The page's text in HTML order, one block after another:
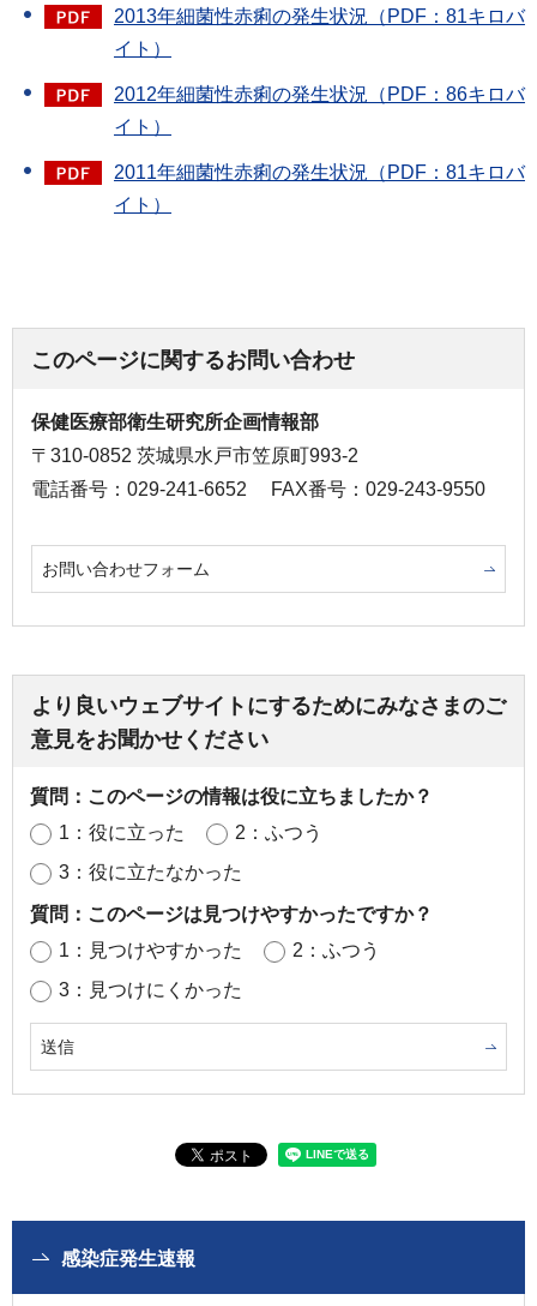
2013年細菌性赤痢の発生状況（PDF：81キロバ
イト）
2012年細菌性赤痢の発生状況（PDF：86キロバ
イト）
2011年細菌性赤痢の発生状況（PDF：81キロバ
イト）
このページに関するお問い合わせ
保健医療部衛生研究所企画情報部
〒310-0852 茨城県水戸市笠原町993-2
電話番号：029-241-6652
FAX番号：029-243-9550
お問い合わせフォーム
より良いウェブサイトにするためにみなさまのご
意見をお聞かせください
質問：このページの情報は役に立ちましたか？
1：役に立った
2：ふつう
3：役に立たなかった
質問：このページは見つけやすかったですか？
1：見つけやすかった
2：ふつう
3：見つけにくかった
感染症発生速報